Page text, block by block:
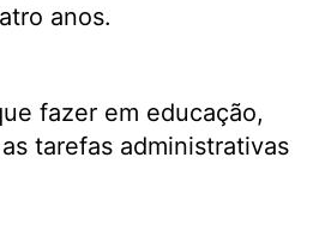
anos.
fazer em educação,
tarefas administrativas